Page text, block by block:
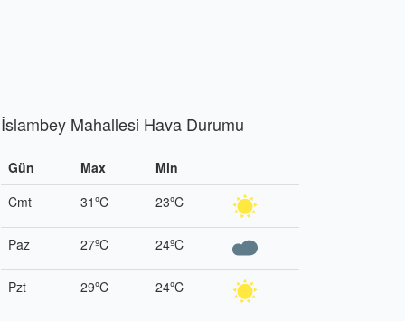
İslambey Mahallesi Hava Durumu
Gün Max
Min
Cmt
31ºC 23ºC
Paz 27ºC 24ºC
Pzt 29ºC 24ºC